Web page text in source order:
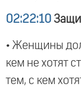
02:22:10
• Женщины
кем не хотят
тем, с кем